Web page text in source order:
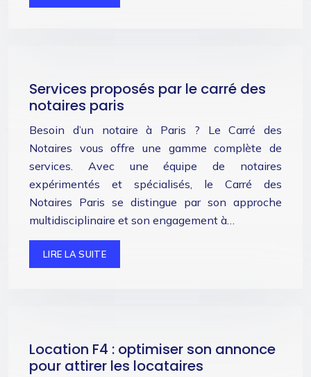
Services proposés par le carré des
notaires paris
Besoin d’un notaire à Paris ? Le Carré des
Notaires vous offre une gamme complète de
services. Avec une équipe de notaires
expérimentés et spécialisés, le Carré des
Notaires Paris se distingue par son approche
multidisciplinaire et son engagement à…
LIRE LA SUITE
Location F4 : optimiser son annonce
pour attirer les locataires